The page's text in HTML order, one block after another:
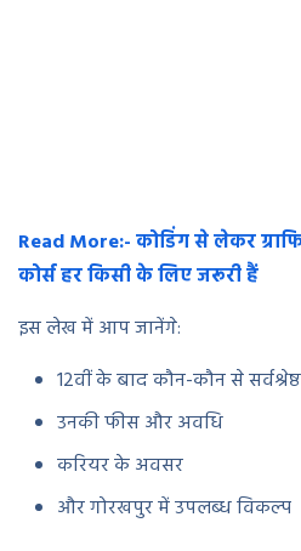
Read More:- कोडिंग से लेकर
कोर्स हर किसी के लिए जरूरी हैं
इस लेख में आप जानेंगे:
12वीं के बाद कौन-कौन से
उनकी फीस और अवधि
करियर के अवसर
और गोरखपुर में उपलब्ध विकल्प